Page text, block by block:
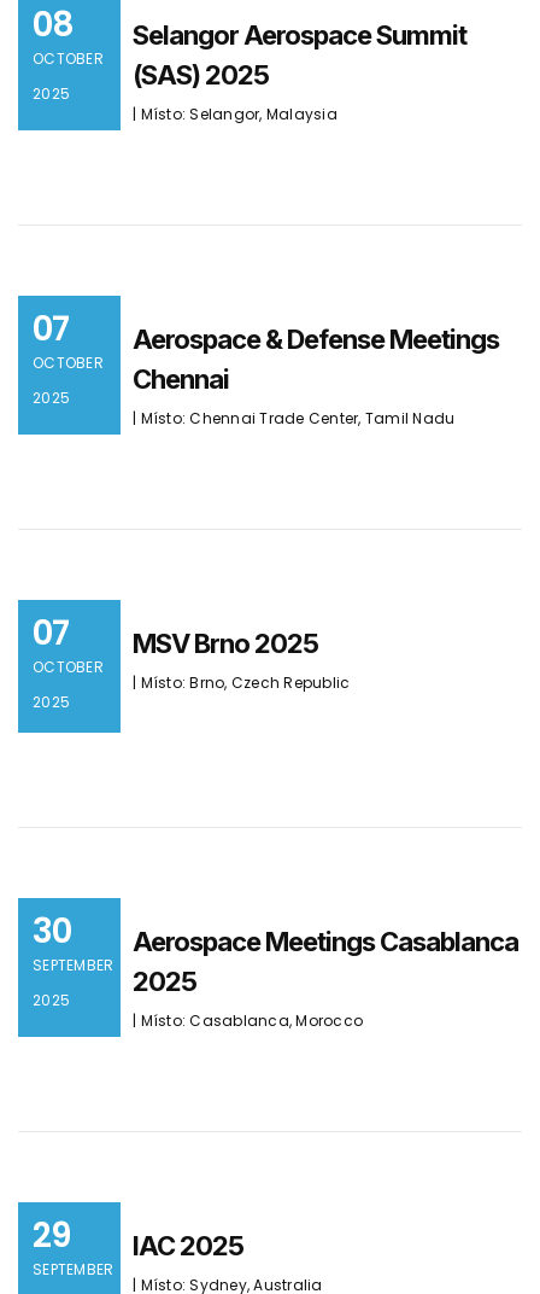
08
OCTOBER
2025
Selangor Aerospace Summit
(SAS) 2025
| Místo: Selangor, Malaysia
07
OCTOBER
2025
Aerospace & Defense Meetings
Chennai
| Místo: Chennai Trade Center, Tamil Nadu
07
OCTOBER
2025
MSV Brno 2025
| Místo: Brno, Czech Republic
30
SEPTEMBER
2025
Aerospace Meetings Casablanca
2025
| Místo: Casablanca, Morocco
29
SEPTEMBER
IAC 2025
| Místo: Sydney, Australia